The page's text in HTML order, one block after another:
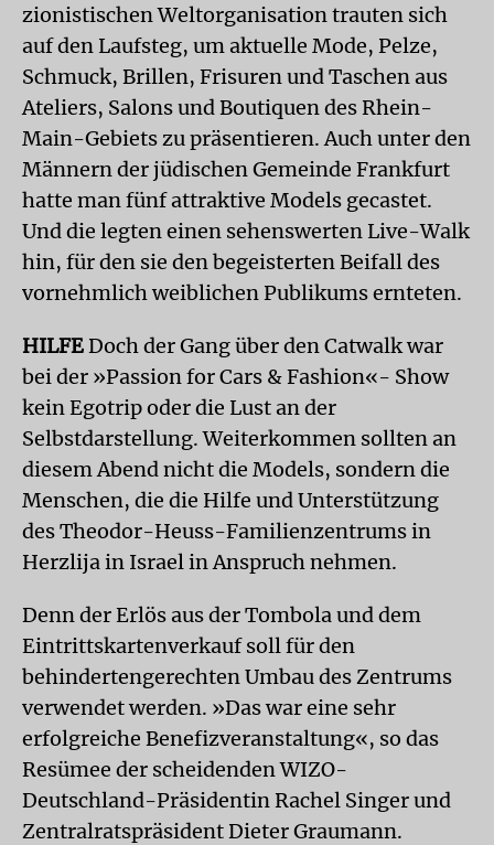
zionistischen Weltorganisation trauten sich
auf den Laufsteg, um aktuelle Mode, Pelze,
Schmuck, Brillen, Frisuren und Taschen aus
Ateliers, Salons und Boutiquen des Rhein-
Main-Gebiets zu präsentieren. Auch unter den
Männern der jüdischen Gemeinde Frankfurt
hatte man fünf attraktive Models gecastet.
Und die legten einen sehenswerten Live-Walk
hin, für den sie den begeisterten Beifall des
vornehmlich weiblichen Publikums ernteten.
HILFEDoch der Gang über den Catwalk war
bei der »Passion for Cars & Fashion«- Show
kein Egotrip oder die Lust an der
Selbstdarstellung. Weiterkommen sollten an
diesem Abend nicht die Models, sondern die
Menschen, die die Hilfe und Unterstützung
des Theodor-Heuss-Familienzentrums in
Herzlija in Israel in Anspruch nehmen.
Denn der Erlös aus der Tombola und dem
Eintrittskartenverkauf soll für den
behindertengerechten Umbau des Zentrums
verwendet werden. »Das war eine sehr
erfolgreiche Benefizveranstaltung«, so das
Resümee der scheidenden WIZO-
Deutschland-Präsidentin Rachel Singer und
Zentralratspräsident Dieter Graumann.